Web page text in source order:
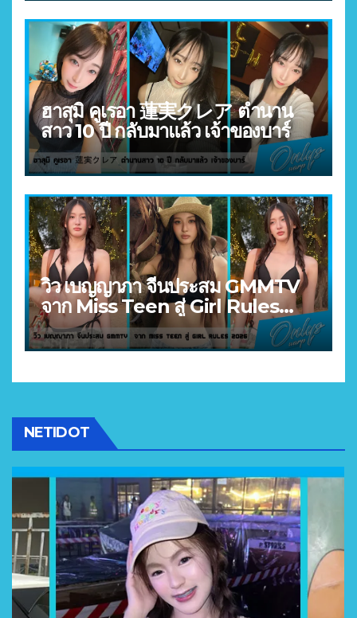
ฮาสุมิ คูเรอา 蓮実クレア ตำนาน
สาว 10 ปี กลับมาแล้ว เจ้าของบาร์
วิว เบญญาภา จีนประสม GMMTV
จาก Miss Teen สู่ Girl Rules
2026
NETIDOT